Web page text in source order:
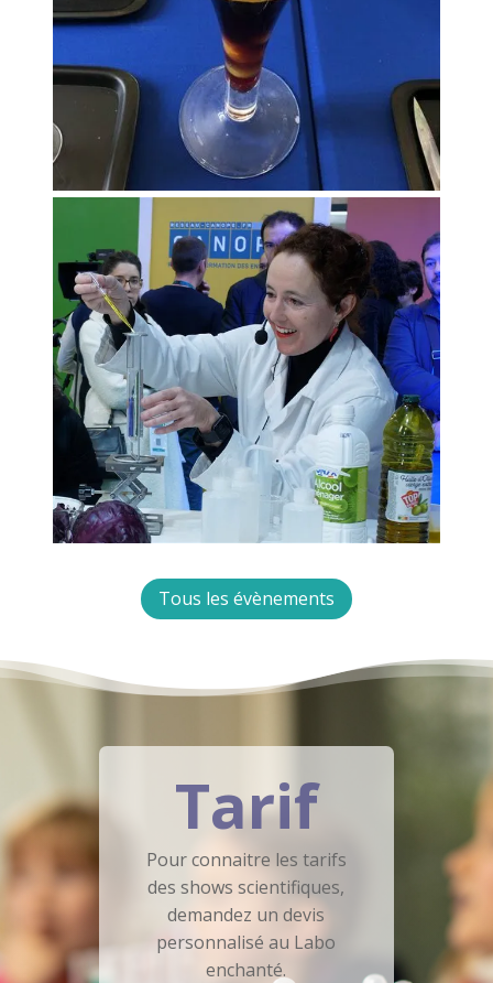
Tous les évènements
Tarif
Pour connaitre les tarifs
des shows scientifiques,
demandez un devis
personnalisé au Labo
enchanté.